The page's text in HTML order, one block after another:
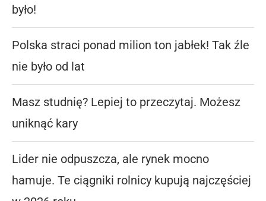
było!
Polska straci ponad milion ton jabłek! Tak źle
nie było od lat
Masz studnię? Lepiej to przeczytaj. Możesz
uniknąć kary
Lider nie odpuszcza, ale rynek mocno
hamuje. Te ciągniki rolnicy kupują najczęściej